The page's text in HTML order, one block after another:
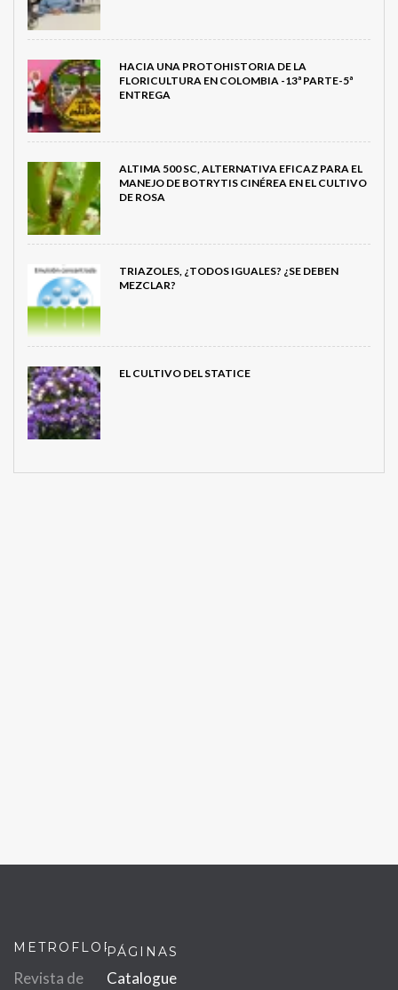
HACIA UNA PROTOHISTORIA DE LA
FLORICULTURA EN COLOMBIA -13ª PARTE-5ª
ENTREGA
ALTIMA 500 SC, ALTERNATIVA EFICAZ PARA EL
MANEJO DE BOTRYTIS CINÉREA EN EL CULTIVO
DE ROSA
TRIAZOLES, ¿TODOS IGUALES? ¿SE DEBEN
MEZCLAR?
EL CULTIVO DEL STATICE
METROFLOR
Revista de
PÁGINAS
Catalogue